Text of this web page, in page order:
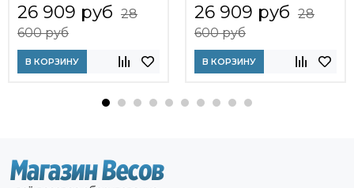
26 909 руб 28
600 руб
В КОРЗИНУ
26 909 руб 28
600 руб
В КОРЗИНУ